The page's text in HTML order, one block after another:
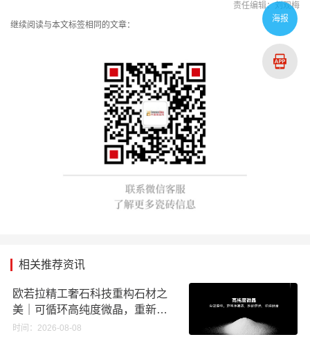
责任编辑：刘观梅
继续阅读与本文标签相同的文章：
相关推荐资讯
欧若拉精工奢石科技重构石材之
美｜可循环高纯度微晶，重新定
义高端奢石原料
时间：2026-08-08
海报